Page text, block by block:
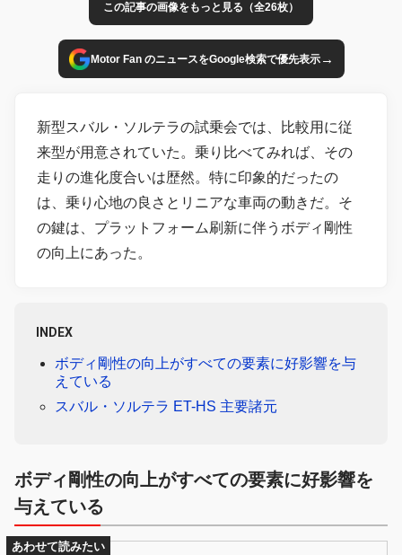
この記事の画像をもっと見る（全26枚）
Motor Fan のニュースをGoogle検索で優先表示→
新型スバル・ソルテラの試乗会では、比較用に従
来型が用意されていた。乗り比べてみれば、その
走りの進化度合いは歴然。特に印象的だったの
は、乗り心地の良さとリニアな車両の動きだ。そ
の鍵は、プラットフォーム刷新に伴うボディ剛性
の向上にあった。
INDEX
ボディ剛性の向上がすべての要素に好影響を与
えている
スバル・ソルテラ ET-HS 主要諸元
ボディ剛性の向上がすべての要素に好影響を
与えている
あわせて読みたい